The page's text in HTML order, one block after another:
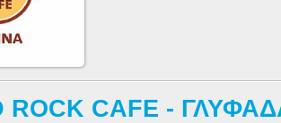
ROCK CAFE -